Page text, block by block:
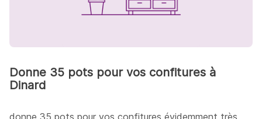
Donne 35 pots pour vos confitures à
Dinard